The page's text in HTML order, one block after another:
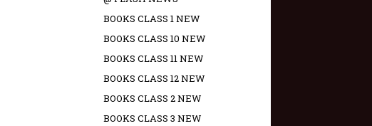
BOOKS CLASS 1 NEW
BOOKS CLASS 10 NEW
BOOKS CLASS 11 NEW
BOOKS CLASS 12 NEW
BOOKS CLASS 2 NEW
BOOKS CLASS 3 NEW